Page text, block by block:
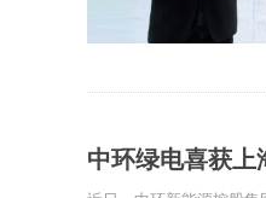
中环绿电喜获上